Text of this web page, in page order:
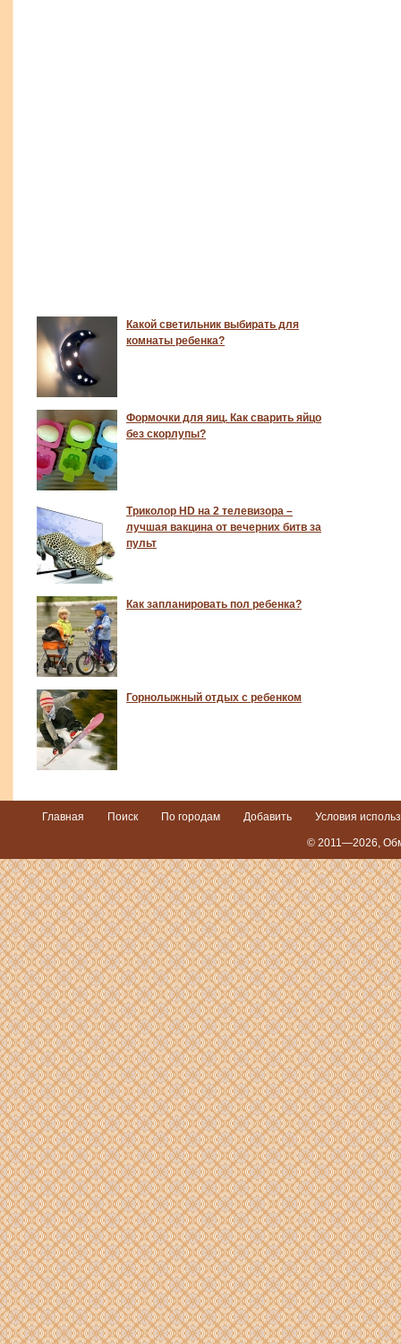
Какой светильник выбирать для
комнаты ребенка?
Формочки для яиц. Как сварить яйцо
без скорлупы?
Триколор HD на 2 телевизора –
лучшая вакцина от вечерних битв за
пульт
Как запланировать пол ребенка?
Горнолыжный отдых с ребенком
Главная Поиск По городам Добавить Условия
© 2011—2026,